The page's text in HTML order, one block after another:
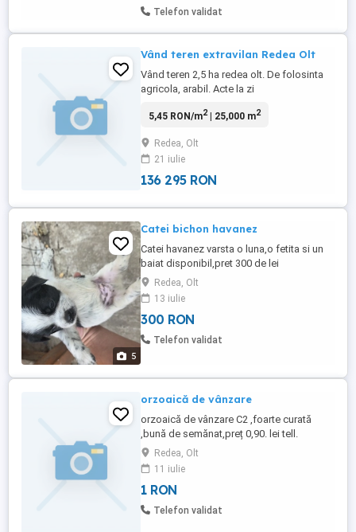
Telefon validat
Vând teren extravilan Redea Olt
Vând teren 2,5 ha redea olt. De folosinta
agricola, arabil. Acte la zi
5,45 RON/m2| 25,000 m2
Redea, Olt
21 iulie
136 295 RON
5
Catei bichon havanez
Catei havanez varsta o luna,o fetita si un
baiat disponibil,pret 300 de lei
Redea, Olt
13 iulie
300 RON
Telefon validat
orzoaică de vânzare
orzoaică de vânzare C2 ,foarte curată
,bună de semănat,preț 0,90. lei tell.
Redea, Olt
11 iulie
1 RON
Telefon validat